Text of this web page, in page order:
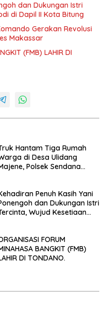
dan Dukungan Istri
di Dapil II Kota Bitung
Gerakan Revolusi
Makassar
(FMB) LAHIR DI
Hantam Tiga Rumah
di Desa Ulidang
Polsek Sendana
Penuh Kasih Yani
dan Dukungan Istri
Wujud Kesetiaan
FORUM
BANGKIT (FMB)
DI TONDANO.